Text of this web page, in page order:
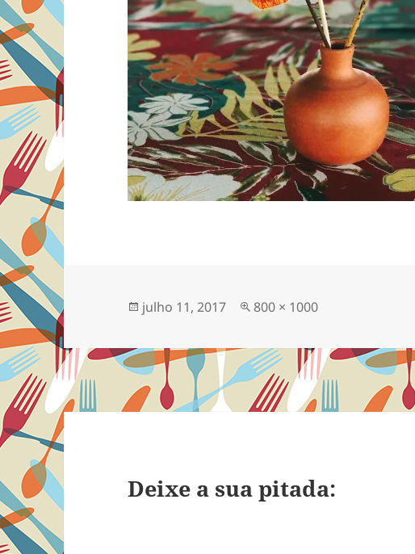
Publicado
julho 11, 2017
Tamanho
800 × 1000
Deixe a sua pitada: